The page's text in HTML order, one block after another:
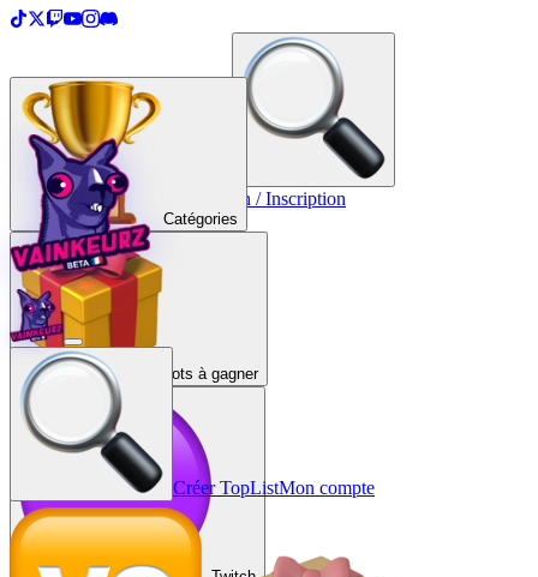
Créer une TopList Connexion / Inscription
Catégories
Lots à gagner
Créer TopListMon compte